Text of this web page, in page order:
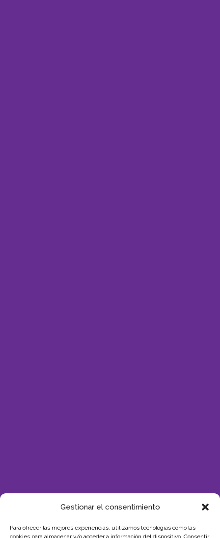
Gestionar el consentimiento
Para ofrecer las mejores experiencias, utilizamos tecnologías como las
cookies para almacenar y/o acceder a información del dispositivo. Consentir